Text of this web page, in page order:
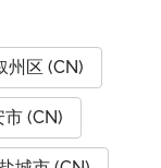
州区 (CN)
市 (CN)